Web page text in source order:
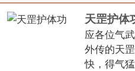
天罡护体
应各位气
外传的天
快，得气